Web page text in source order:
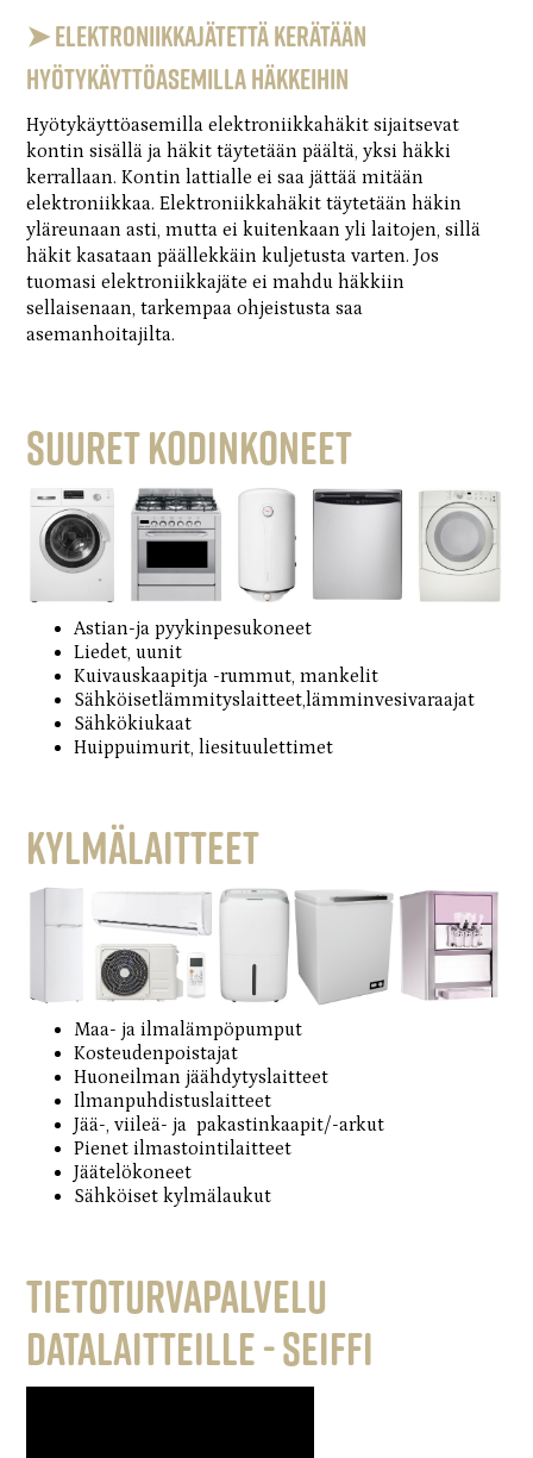
➤Elektroniikkajätettä kerätään
hyötykäyttöasemilla häkkeihin
Hyötykäyttöasemilla elektroniikkahäkit sijaitsevat
kontin sisällä ja häkit täytetään päältä, yksi häkki
kerrallaan. Kontin lattialle ei saa jättää mitään
elektroniikkaa. Elektroniikkahäkit täytetään häkin
yläreunaan asti, mutta ei kuitenkaan yli laitojen, sillä
häkit kasataan päällekkäin kuljetusta varten. Jos
tuomasi elektroniikkajäte ei mahdu häkkiin
sellaisenaan, tarkempaa ohjeistusta saa
asemanhoitajilta.
Suuret kodinkoneet
Astian-ja pyykinpesukoneet
Liedet, uunit
Kuivauskaapitja -rummut, mankelit
Sähköisetlämmityslaitteet,lämminvesivaraajat
Sähkökiukaat
Huippuimurit, liesituulettimet
KYLMÄLAITTEET
Maa- ja ilmalämpöpumput
Kosteudenpoistajat
Huoneilman jäähdytyslaitteet
Ilmanpuhdistuslaitteet
Jää-, viileä- ja pakastinkaapit/-arkut
Pienet ilmastointilaitteet
Jäätelökoneet
Sähköiset kylmälaukut
TIETOTURVAPALVELU
DATALAITTEILLE -SEIFFI